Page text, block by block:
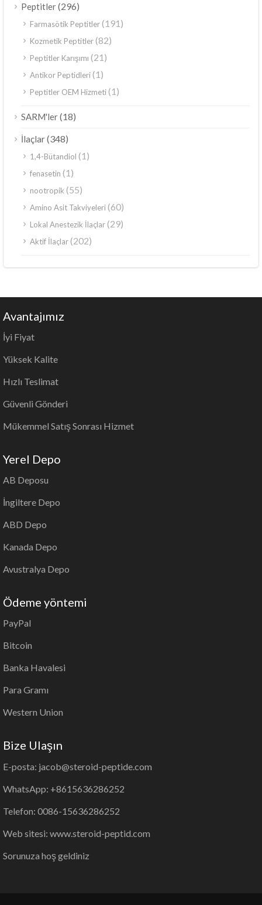
Peptitler(296)
Farmasötik Peptitler(191)
Kozmetik Peptitler(82)
Peptitler Karışımı (21)
Antikor Peptidleri(1)
Peptitler OEM Hizmeti(1)
SARM'ler(18)
İlaçlar(348)
1,4-Bütandiol (1)
fenasetin (1)
nootropik (55)
Amino Asit Takviyeleri(60)
Lokal Anestezik İlaçlar(29)
Aktif İlaçlar(202)
Avantajımız
İyi Fiyat
Yüksek Kalite
Hızlı Teslimat
Güvenli Gönderi
Mükemmel Satış Sonrası Hizmet
Yerel Depo
AB Deposu
İngiltere Depo
ABD Depo
Kanada Depo
Avustralya Depo
Ödeme yöntemi
PayPal
Bitcoin
Banka Havalesi
Para Gramı
Western Union
Bize Ulaşın
E-posta: jacob@steroid-peptide.com
WhatsApp: +8615636286252
Telefon: 0086-15636286252
Web sitesi: www.steroid-peptid.com
Sorunuza hoş geldiniz